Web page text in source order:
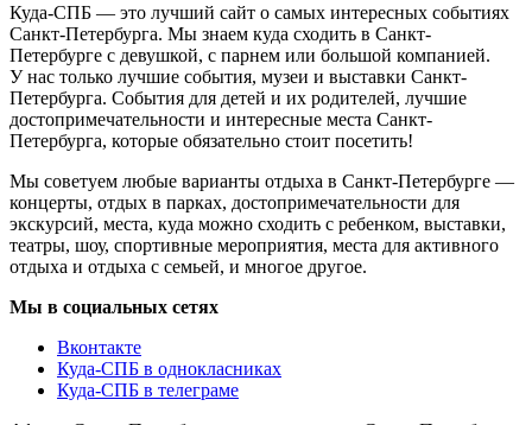
Куда-СПБ — это лучший сайт о самых интересных событиях
Санкт-Петербурга. Мы знаем куда сходить в Санкт-
Петербурге с девушкой, с парнем или большой компанией.
У нас только лучшие события, музеи и выставки Санкт-
Петербурга. События для детей и их родителей, лучшие
достопримечательности и интересные места Санкт-
Петербурга, которые обязательно стоит посетить!
Мы советуем любые варианты отдыха в Санкт-Петербурге —
концерты, отдых в парках, достопримечательности для
экскурсий, места, куда можно сходить с ребенком, выставки,
театры, шоу, спортивные мероприятия, места для активного
отдыха и отдыха с семьей, и многое другое.
Мы в социальных сетях
Вконтакте
Куда-СПБ в однокласниках
Куда-СПБ в телеграме